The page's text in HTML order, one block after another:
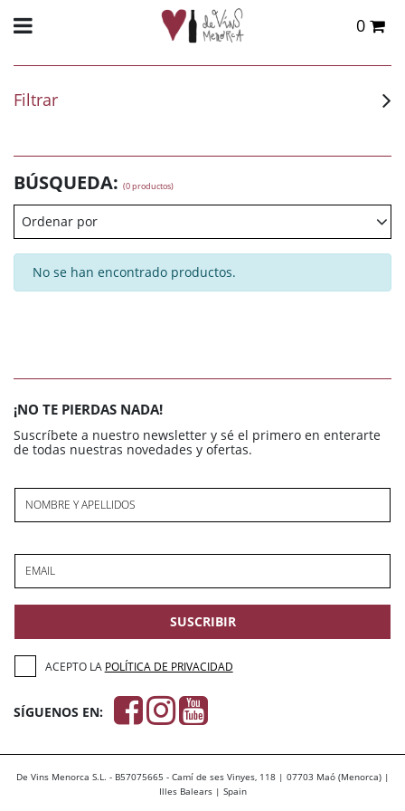
0
Filtrar
BÚSQUEDA: (0 productos)
Ordenar por
No se han encontrado productos.
¡NO TE PIERDAS NADA!
Suscríbete a nuestro newsletter y sé el primero en enterarte
de todas nuestras novedades y ofertas.
NOMBRE Y APELLIDOS
EMAIL
SUSCRIBIR
ACEPTO LA POLÍTICA DE PRIVACIDAD
SÍGUENOS EN:
De Vins Menorca S.L. - B57075665 - Camí de ses Vinyes, 118 | 07703 Maó (Menorca) |
Illes Balears | Spain